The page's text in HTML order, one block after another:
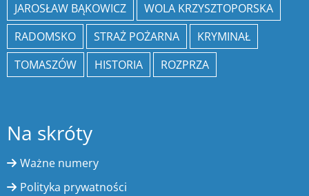
JAROSŁAW BĄKOWICZ
WOLA KRZYSZTOPORSKA
RADOMSKO
STRAŻ POŻARNA
KRYMINAŁ
TOMASZÓW
HISTORIA ROZPRZA
Na skróty
Ważne numery
Polityka prywatności